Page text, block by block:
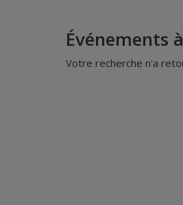
Événements
Votre recherche n'a